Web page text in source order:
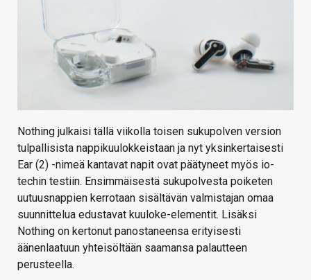
HAKU
Nothing julkaisi tällä viikolla toisen sukupolven version
tulpallisista nappikuulokkeistaan ja nyt yksinkertaisesti
Ear (2) -nimeä kantavat napit ovat päätyneet myös io-
techin testiin. Ensimmäisestä sukupolvesta poiketen
uutuusnappien kerrotaan sisältävän valmistajan omaa
suunnittelua edustavat kuuloke-elementit. Lisäksi
Nothing on kertonut panostaneensa erityisesti
äänenlaatuun yhteisöltään saamansa palautteen
perusteella.